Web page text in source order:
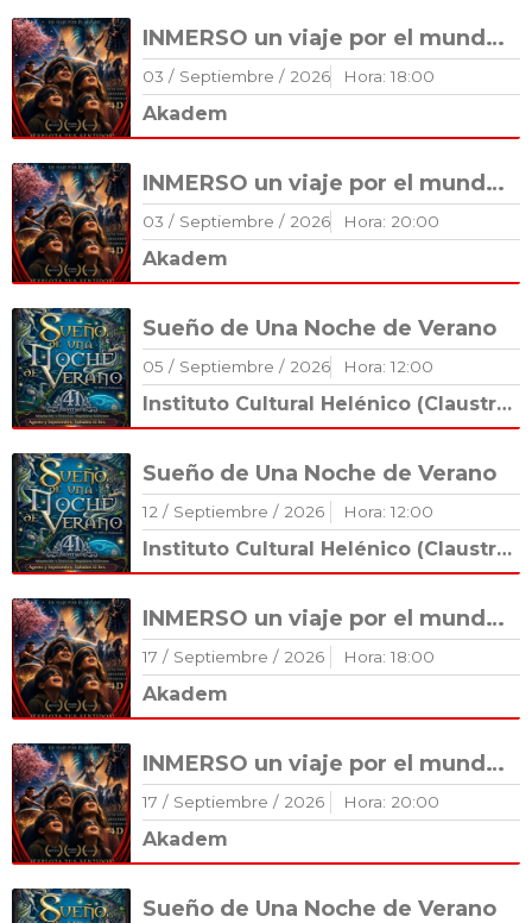
INMERSO un viaje por el mundo 🌏
03 / Septiembre / 2026 Hora: 18:00
Akadem
INMERSO un viaje por el mundo 🌏
03 / Septiembre / 2026 Hora: 20:00
Akadem
Sueño de Una Noche de Verano
05 / Septiembre / 2026 Hora: 12:00
Instituto Cultural Helénico (Claustro Románico)
Sueño de Una Noche de Verano
12 / Septiembre / 2026 Hora: 12:00
Instituto Cultural Helénico (Claustro Románico)
INMERSO un viaje por el mundo 🌏
17 / Septiembre / 2026 Hora: 18:00
Akadem
INMERSO un viaje por el mundo 🌏
17 / Septiembre / 2026 Hora: 20:00
Akadem
Sueño de Una Noche de Verano